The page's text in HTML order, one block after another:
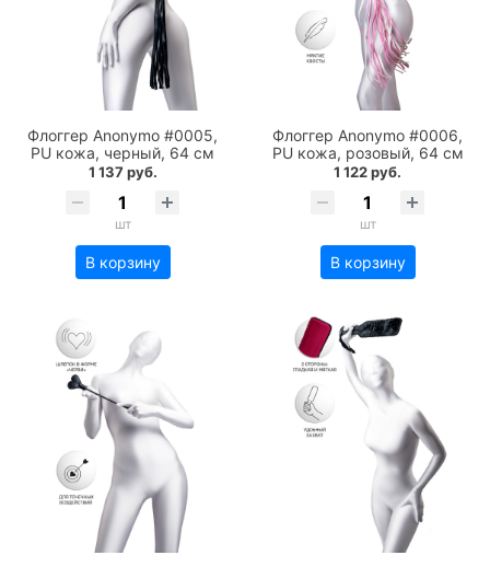
Флоггер Anonymo #0005,
PU кожа, черный, 64 см
1 137 руб.
шт
В корзину
Флоггер Anonymo #0006,
PU кожа, розовый, 64 см
1 122 руб.
шт
В корзину